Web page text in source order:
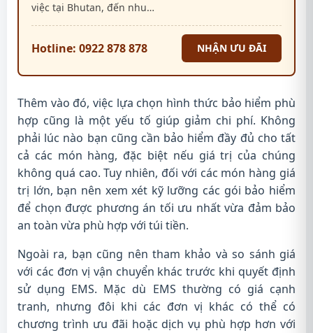
việc tại Bhutan, đến nhu…
Hotline: 0922 878 878 NHẬN ƯU ĐÃI
Thêm vào đó, việc lựa chọn hình thức bảo hiểm phù
hợp cũng là một yếu tố giúp giảm chi phí. Không
phải lúc nào bạn cũng cần bảo hiểm đầy đủ cho tất
cả các món hàng, đặc biệt nếu giá trị của chúng
không quá cao. Tuy nhiên, đối với các món hàng giá
trị lớn, bạn nên xem xét kỹ lưỡng các gói bảo hiểm
để chọn được phương án tối ưu nhất vừa đảm bảo
an toàn vừa phù hợp với túi tiền.
Ngoài ra, bạn cũng nên tham khảo và so sánh giá
với các đơn vị vận chuyển khác trước khi quyết định
sử dụng EMS. Mặc dù EMS thường có giá cạnh
tranh, nhưng đôi khi các đơn vị khác có thể có
chương trình ưu đãi hoặc dịch vụ phù hợp hơn với